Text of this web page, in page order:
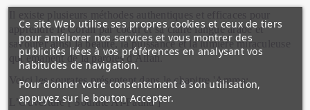
apprendre le Coran par coeur et sa claire langue arabe et
savourer ainsi la beauté, la puissance et la lumière miraculeuse
qui émanent de la paroles d'Allah.
Voici les sourates présentent dans le chapitre 'Amma:
L’Ouverture [ Sourate Al-Fâtiha ]
Ce site Web utilise ses propres cookies et ceux de tiers
pour améliorer nos services et vous montrer des
publicités liées à vos préférences en analysant vos
habitudes de navigation.
Pour donner votre consentement à son utilisation,
appuyez sur le bouton Accepter.